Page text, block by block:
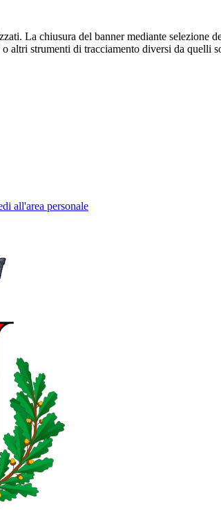
La chiusura del banner mediante
altri strumenti di tracciamento diversi da quelli
all'area personale